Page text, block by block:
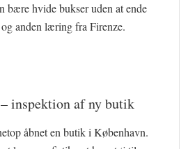
bære hvide bukser uden at ende
anden læring fra Firenze.
inspektion af ny butik
åbnet en butik i København.